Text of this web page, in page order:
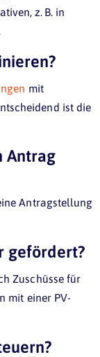
z. B. in
mit
ist die
Antrag
Antragstellung
gefördert?
Zuschüsse für
mit einer PV-